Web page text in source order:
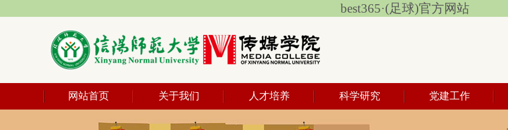
best365·(足球)官方网站
网站首页 关于我们 人才培养 科学研究 党建工作